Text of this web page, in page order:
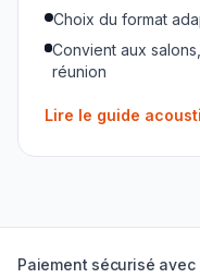
Choix du format
Convient aux
réunion
Lire le guide
Paiement sécurisé avec